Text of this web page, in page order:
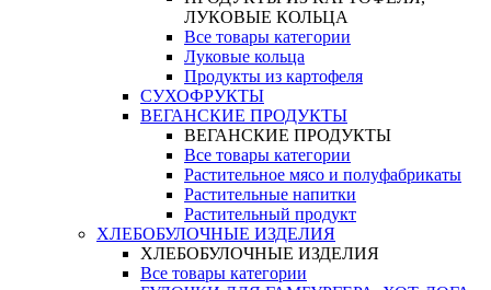
ЛУКОВЫЕ КОЛЬЦА
Все товары категории
Луковые кольца
Продукты из картофеля
СУХОФРУКТЫ
ВЕГАНСКИЕ ПРОДУКТЫ
ВЕГАНСКИЕ ПРОДУКТЫ
Все товары категории
Растительное мясо и полуфабрикаты
Растительные напитки
Растительный продукт
ХЛЕБОБУЛОЧНЫЕ ИЗДЕЛИЯ
ХЛЕБОБУЛОЧНЫЕ ИЗДЕЛИЯ
Все товары категории